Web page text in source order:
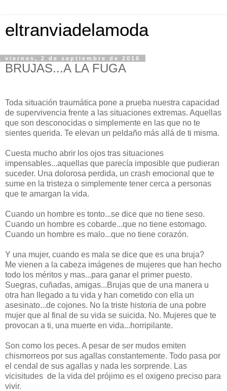
eltranviadelamoda
viernes, 2 de septiembre de 2016
BRUJAS...A LA FUGA
Toda situación traumática pone a prueba nuestra capacidad
de supervivencia frente a las situaciones extremas. Aquellas
que son desconocidas o simplemente en las que no te
sientes querida. Te elevan un peldaño más allá de ti misma.
Cuesta mucho abrir los ojos tras situaciones
impensables...aquellas que parecía imposible que pudieran
suceder. Una dolorosa perdida, un crash emocional que te
sume en la tristeza o simplemente tener cerca a personas
que te amargan la vida.
Cuando un hombre es tonto...se dice que no tiene seso.
Cuando un hombre es cobarde...que no tiene estomago.
Cuando un hombre es malo...que no tiene corazón.
Y una mujer, cuando es mala se dice que es una bruja?
Me vienen a la cabeza imágenes de mujeres que han hecho
todo los méritos y mas...para ganar el primer puesto.
Suegras, cuñadas, amigas...Brujas que de una manera u
otra han llegado a tu vida y han cometido con ella un
asesinato...de cojones. No la triste historia de una pobre
mujer que al final de su vida se suicida. No. Mujeres que te
provocan a ti, una muerte en vida...horripilante.
Son como los peces. A pesar de ser mudos emiten
chismorreos por sus agallas constantemente. Todo pasa por
el cendal de sus agallas y nada les sorprende. Las
vicisitudes de la vida del prójimo es el oxigeno preciso para
vivir.